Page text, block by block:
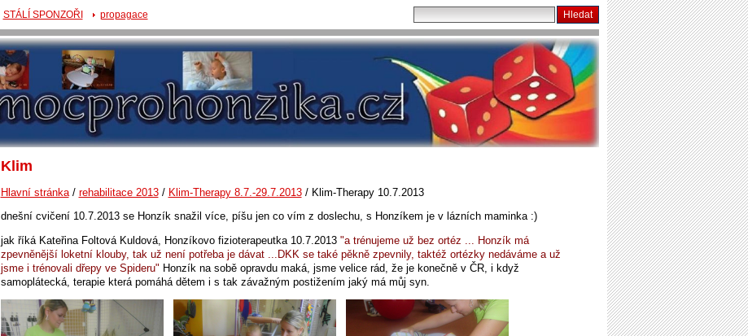
STÁLÍ SPONZOŘI propagace
Klim
Hlavní stránka/ rehabilitace 2013/ Klim-Therapy 8.7.-29.7.2013/ Klim-Therapy 10.7.2013
dnešní cvičení 10.7.2013 se Honzík snažil více, píšu jen co vím z doslechu, s Honzíkem je v lázních maminka :)
jak říká Kateřina Foltová Kuldová, Honzíkovo fizioterapeutka 10.7.2013 "a trénujeme už bez ortéz ... Honzík má
zpevněnější loketní klouby, tak už není potřeba je dávat ...DKK se také pěkně zpevnily, taktéž ortézky nedáváme a už
jsme i trénovali dřepy ve Spideru" Honzík na sobě opravdu maká, jsme velice rád, že je konečně v ČR, i když
samoplátecká, terapie která pomáhá dětem i s tak závažným postižením jaký má můj syn.